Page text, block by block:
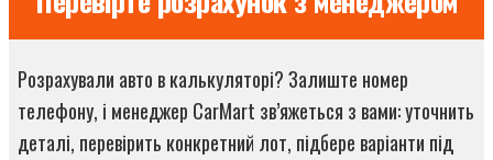
Розрахували авто в калькуляторі? Залиште номер
телефону, і менеджер CarMart зв’яжеться з вами: уточнить
деталі, перевірить конкретний лот, підбере варіанти під